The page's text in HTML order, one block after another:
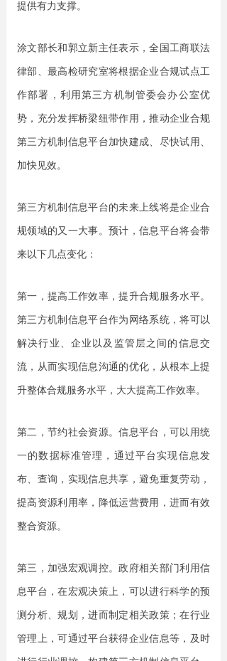
提供有力支撑。
涂文部长和郭立新主任表示，全国工商联法
律部、最高检研究室将根据企业合规试点工
作部署，利用第三方机制管委会办公室优
势，充分发挥桥梁纽带作用，推动企业合规
第三方机制信息平台加快建成、尽快试用、
加快见效。
第三方机制信息平台的未来上线将是企业合
规领域的又一大事。预计，信息平台将会带
来以下几点变化：
第一，提高工作效率，提升合规服务水平。
第三方机制 信息平台作为网络系统 ，将 可以
解决行业、企业以及 监管层之间的信息交
流，从而实现信息沟通 的优化，从根本上提
升整体合规服务水平，大大提高工作效率。
第二，节约社会资源。信息平台，可以用统
一的数据标准管理，通过平台实现信息发
布、查询，实现信息共享，避免重复劳动，
提高资源利用率，降低运营费用，进而有效
整合资源。
第三，加强宏观调控。政府相关部门利用信
息平台，在宏观决策上，可以进行科学的预
测分析、规划，进而制定相关政策；在行业
管理上，可通过平台获得企业信息等，及时